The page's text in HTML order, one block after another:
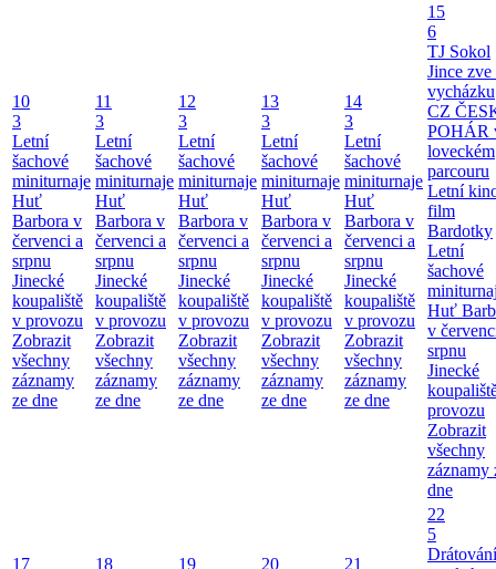
10
3
Letní
šachové
miniturnaje
Huť
Barbora v
červenci a
srpnu
Jinecké
koupaliště
v provozu
Zobrazit
všechny
záznamy
ze dne
11
3
Letní
šachové
miniturnaje
Huť
Barbora v
červenci a
srpnu
Jinecké
koupaliště
v provozu
Zobrazit
všechny
záznamy
ze dne
12
3
Letní
šachové
miniturnaje
Huť
Barbora v
červenci a
srpnu
Jinecké
koupaliště
v provozu
Zobrazit
všechny
záznamy
ze dne
13
3
Letní
šachové
miniturnaje
Huť
Barbora v
červenci a
srpnu
Jinecké
koupaliště
v provozu
Zobrazit
všechny
záznamy
ze dne
14
3
Letní
šachové
miniturnaje
Huť
Barbora v
červenci a
srpnu
Jinecké
koupaliště
v provozu
Zobrazit
všechny
záznamy
ze dne
15
6
TJ Sokol
Jince zve
vycházku
CZ
POHÁR
loveckém
parcouru
Letní
film
Bardotky
Letní
šachové
Huť
v
srpnu
Jinecké
provozu
Zobrazit
všechny
záznamy
dne
17
18
19
20
21
22
5